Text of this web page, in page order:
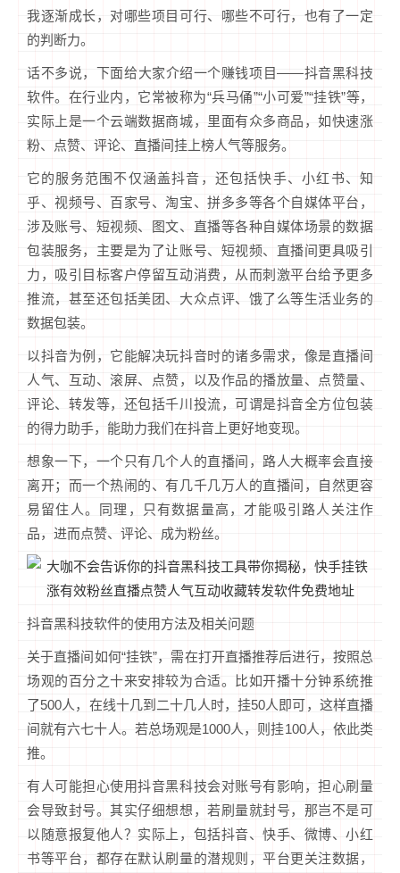
我逐渐成长，对哪些项目可行、哪些不可行，也有了一定
的判断力。
话不多说，下面给大家介绍一个赚钱项目——抖音黑科技
软件。在行业内，它常被称为“兵马俑”“小可爱”“挂铁”等，
实际上是一个云端数据商城，里面有众多商品，如快速涨
粉、点赞、评论、直播间挂上榜人气等服务。
它的服务范围不仅涵盖抖音，还包括快手、小红书、知
乎、视频号、百家号、淘宝、拼多多等各个自媒体平台，
涉及账号、短视频、图文、直播等各种自媒体场景的数据
包装服务，主要是为了让账号、短视频、直播间更具吸引
力，吸引目标客户停留互动消费，从而刺激平台给予更多
推流，甚至还包括美团、大众点评、饿了么等生活业务的
数据包装。
以抖音为例，它能解决玩抖音时的诸多需求，像是直播间
人气、互动、滚屏、点赞，以及作品的播放量、点赞量、
评论、转发等，还包括千川投流，可谓是抖音全方位包装
的得力助手，能助力我们在抖音上更好地变现。
想象一下，一个只有几个人的直播间，路人大概率会直接
离开；而一个热闹的、有几千几万人的直播间，自然更容
易留住人。同理，只有数据量高，才能吸引路人关注作
品，进而点赞、评论、成为粉丝。
抖音黑科技软件的使用方法及相关问题
关于直播间如何“挂铁”，需在打开直播推荐后进行，按照总
场观的百分之十来安排较为合适。比如开播十分钟系统推
了500人，在线十几到二十几人时，挂50人即可，这样直播
间就有六七十人。若总场观是1000人，则挂100人，依此类
推。
有人可能担心使用抖音黑科技会对账号有影响，担心刷量
会导致封号。其实仔细想想，若刷量就封号，那岂不是可
以随意报复他人？实际上，包括抖音、快手、微博、小红
书等平台，都存在默认刷量的潜规则，平台更关注数据，